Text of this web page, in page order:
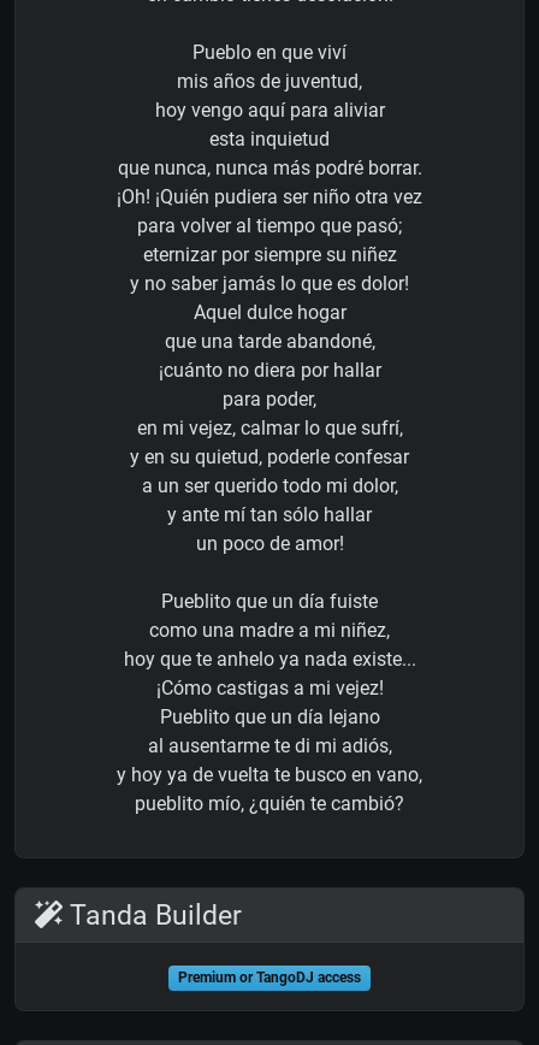
Pueblo en que viví
mis años de juventud,
hoy vengo aquí para aliviar
esta inquietud
que nunca, nunca más podré borrar.
¡Oh! ¡Quién pudiera ser niño otra vez
para volver al tiempo que pasó;
eternizar por siempre su niñez
y no saber jamás lo que es dolor!
Aquel dulce hogar
que una tarde abandoné,
¡cuánto no diera por hallar
para poder,
en mi vejez, calmar lo que sufrí,
y en su quietud, poderle confesar
a un ser querido todo mi dolor,
y ante mí tan sólo hallar
un poco de amor!
Pueblito que un día fuiste
como una madre a mi niñez,
hoy que te anhelo ya nada existe...
¡Cómo castigas a mi vejez!
Pueblito que un día lejano
al ausentarme te di mi adiós,
y hoy ya de vuelta te busco en vano,
pueblito mío, ¿quién te cambió?
Tanda Builder
Premium or TangoDJ access